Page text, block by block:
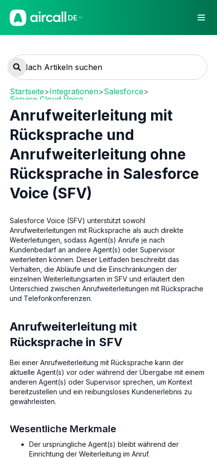
DE
Startseite>Integrationen>Salesforce>
Service Cloud Voice
Anrufweiterleitung mit
Rücksprache und
Anrufweiterleitung ohne
Rücksprache in Salesforce
Voice (SFV)
Salesforce Voice (SFV) unterstützt sowohl
Anrufweiterleitungen mit Rücksprache als auch direkte
Weiterleitungen, sodass Agent(s) Anrufe je nach
Kundenbedarf an andere Agent(s) oder Supervisor
weiterleiten können. Dieser Leitfaden beschreibt das
Verhalten, die Abläufe und die Einschränkungen der
einzelnen Weiterleitungsarten in SFV und erläutert den
Unterschied zwischen Anrufweiterleitungen mit Rücksprache
und Telefonkonferenzen.
Anrufweiterleitung mit
Rücksprache in SFV
Bei einer Anrufweiterleitung mit Rücksprache kann der
aktuelle Agent(s) vor oder während der Übergabe mit einem
anderen Agent(s) oder Supervisor sprechen, um Kontext
bereitzustellen und ein reibungsloses Kundenerlebnis zu
gewährleisten.
Wesentliche Merkmale
Der ursprüngliche Agent(s) bleibt während der
Einrichtung der Weiterleitung im Anruf.